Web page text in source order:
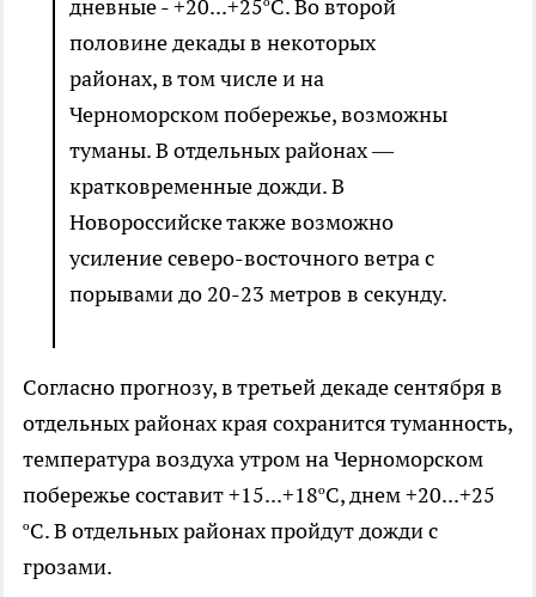
дневные - +20...+25ºС. Во второй
половине декады в некоторых
районах, в том числе и на
Черноморском побережье, возможны
туманы. В отдельных районах —
кратковременные дожди. В
Новороссийске также возможно
усиление северо-восточного ветра с
порывами до 20-23 метров в секунду.
Согласно прогнозу, в третьей декаде сентября в
отдельных районах края сохранится туманность,
температура воздуха утром на Черноморском
побережье составит +15...+18ºС, днем +20...+25
ºС. В отдельных районах пройдут дожди с
грозами.